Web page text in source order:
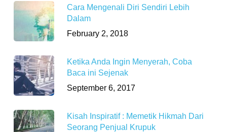
Cara Mengenali Diri Sendiri Lebih
Dalam
February 2, 2018
Ketika Anda Ingin Menyerah, Coba
Baca ini Sejenak
September 6, 2017
Kisah Inspiratif : Memetik Hikmah Dari
Seorang Penjual Krupuk